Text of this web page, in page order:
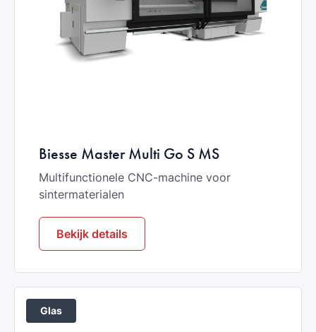
Biesse Master Multi Go S MS
Multifunctionele CNC-machine voor
sintermaterialen
Bekijk details
Glas